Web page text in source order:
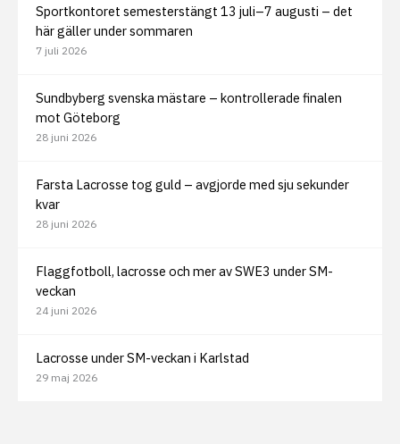
Sportkontoret semesterstängt 13 juli–7 augusti – det
här gäller under sommaren
7 juli 2026
Sundbyberg svenska mästare – kontrollerade finalen
mot Göteborg
28 juni 2026
Farsta Lacrosse tog guld – avgjorde med sju sekunder
kvar
28 juni 2026
Flaggfotboll, lacrosse och mer av SWE3 under SM-
veckan
24 juni 2026
Lacrosse under SM-veckan i Karlstad
29 maj 2026